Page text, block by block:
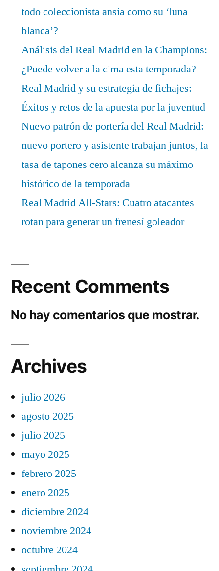
todo coleccionista ansía como su ‘luna
blanca’?
Análisis del Real Madrid en la Champions:
¿Puede volver a la cima esta temporada?
Real Madrid y su estrategia de fichajes:
Éxitos y retos de la apuesta por la juventud
Nuevo patrón de portería del Real Madrid:
nuevo portero y asistente trabajan juntos, la
tasa de tapones cero alcanza su máximo
histórico de la temporada
Real Madrid All-Stars: Cuatro atacantes
rotan para generar un frenesí goleador
Recent Comments
No hay comentarios que mostrar.
Archives
julio 2026
agosto 2025
julio 2025
mayo 2025
febrero 2025
enero 2025
diciembre 2024
noviembre 2024
octubre 2024